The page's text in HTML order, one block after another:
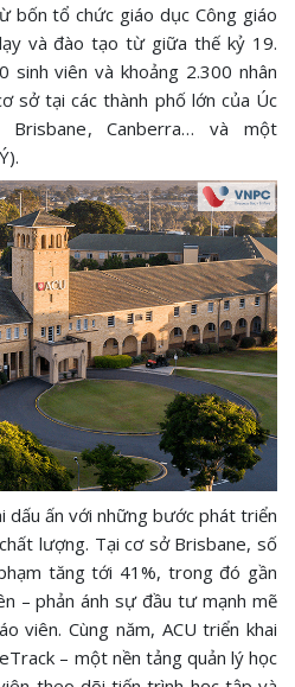
bốn tổ chức giáo dục Công giáo
và đào tạo từ giữa thế kỷ 19.
sinh viên và khoảng 2.300 nhân
sở tại các thành phố lớn của Úc
Brisbane, Canberra… và một
dấu ấn với những bước phát triển
lượng. Tại cơ sở Brisbane, số
tăng tới 41%, trong đó gần
– phản ánh sự đầu tư mạnh mẽ
viên. Cùng năm, ACU triển khai
– một nền tảng quản lý học